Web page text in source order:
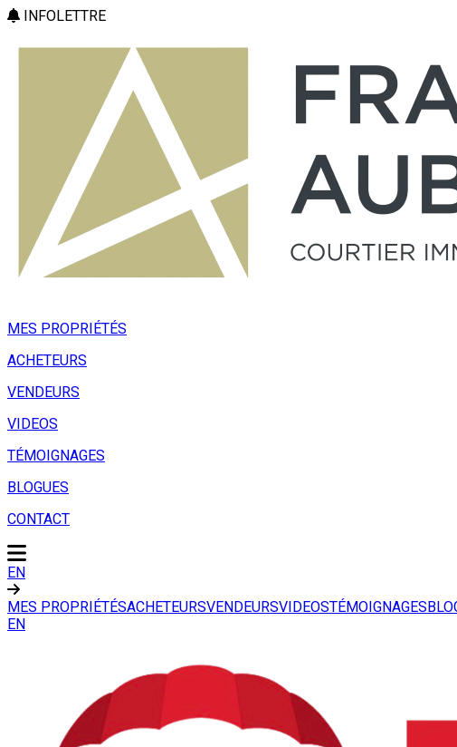
INFOLETTRE
MES PROPRIÉTÉS
ACHETEURS
VENDEURS
VIDEOS
TÉMOIGNAGES
BLOGUES
CONTACT
EN
MES PROPRIÉTÉSACHETEURSVENDEURSVIDEOSTÉMOIGNAGES
EN